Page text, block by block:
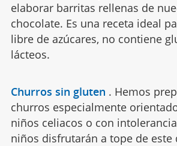
elaborar barritas rellenas de
chocolate. Es una receta ideal
libre de azúcares, no contiene
lácteos.
Churros sin gluten . Hemos
churros especialmente
niños celiacos o con
niños disfrutarán a tope de este